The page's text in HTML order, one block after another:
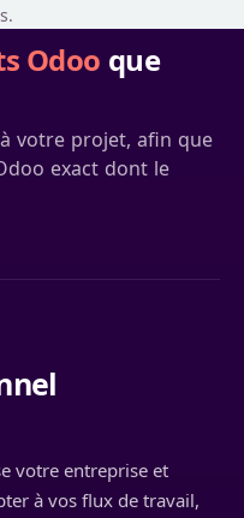
Odoo que
votre projet, afin que
exact dont le
votre entreprise et
à vos flux de travail,